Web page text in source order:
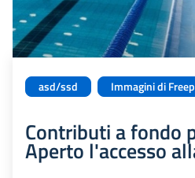
asd/ssd Immagini di
Contributi a fondo
Aperto l'accesso